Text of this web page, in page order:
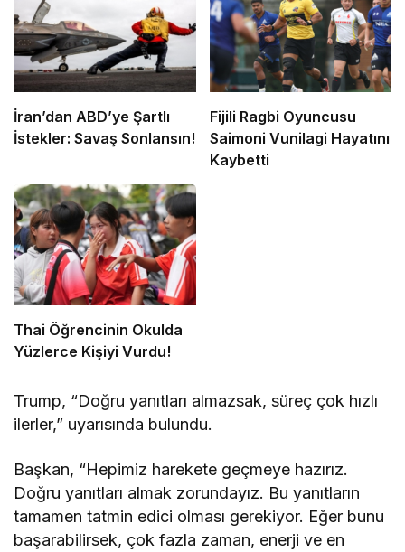
İran’dan ABD’ye Şartlı
İstekler: Savaş Sonlansın!
Fijili Ragbi Oyuncusu
Saimoni Vunilagi Hayatını
Kaybetti
Thai Öğrencinin Okulda
Yüzlerce Kişiyi Vurdu!
Trump, “Doğru yanıtları almazsak, süreç çok hızlı
ilerler,” uyarısında bulundu.
Başkan, “Hepimiz harekete geçmeye hazırız.
Doğru yanıtları almak zorundayız. Bu yanıtların
tamamen tatmin edici olması gerekiyor. Eğer bunu
başarabilirsek, çok fazla zaman, enerji ve en